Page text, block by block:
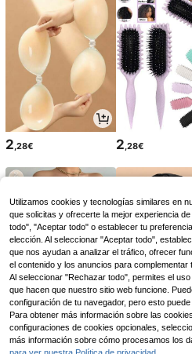
2 ,28€ 2 ,28€
9,99€ 2,73€ 2,75€
Utilizamos cookies y tecnologías similares en
que solicitas y ofrecerte la mejor experiencia
todo", "Aceptar todo" o establecer tu
elección. Al seleccionar "Aceptar todo",
que nos ayudan a analizar el tráfico, ofrecer
el contenido y los anuncios para complementar
Al seleccionar "Rechazar todo", permites el
que hacen que nuestro sitio web funcione.
configuración de tu navegador, pero esto
Para obtener más información sobre las
configuraciones de cookies opcionales,
más información sobre cómo procesamos los